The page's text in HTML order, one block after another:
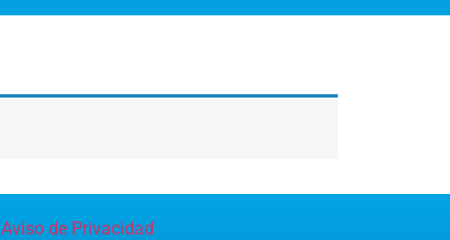
Aviso de Privacidad